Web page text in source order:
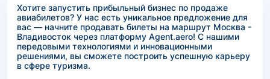
Хотите запустить прибыльный бизнес по продаже
авиабилетов? У нас есть уникальное предложение для
вас — начните продавать билеты на маршрут Москва -
Владивосток через платформу Agent.aero! С нашими
передовыми технологиями и инновационными
решениями, вы сможете построить успешную карьеру
в сфере туризма.